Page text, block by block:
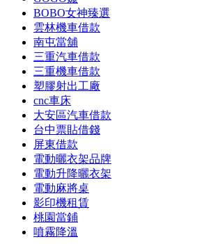
BOBO女神臻選
雲林機車借款
南屯當舖
三重汽車借款
三重機車借款
塑膠射出工廠
cnc車床
大安區汽車借款
台中票貼借錢
屏東借款
電動曬衣架品牌
電動升降曬衣架
電動麻將桌
影印機租賃
桃園當鋪
噴霧降溫